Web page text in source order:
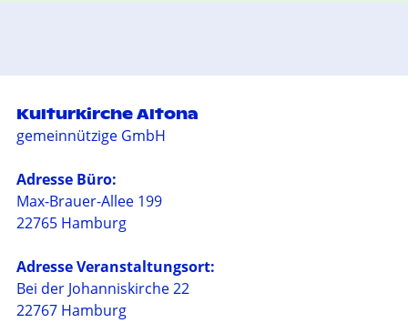
Kulturkirche Altona
gemeinnützige GmbH
Adresse Büro:
Max-Brauer-Allee 199
22765 Hamburg
Adresse Veranstaltungsort:
Bei der Johanniskirche 22
22767 Hamburg